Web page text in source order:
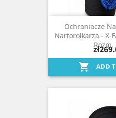
Ochraniacze
Nartorolkarza - X-
Rozm.
 ADD